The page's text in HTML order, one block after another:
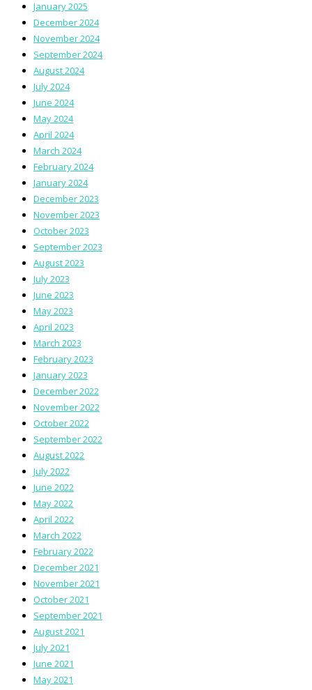
January 2025
December 2024
November 2024
September 2024
August 2024
July 2024
June 2024
May 2024
April 2024
March 2024
February 2024
January 2024
December 2023
November 2023
October 2023
September 2023
August 2023
July 2023
June 2023
May 2023
April 2023
March 2023
February 2023
January 2023
December 2022
November 2022
October 2022
September 2022
August 2022
July 2022
June 2022
May 2022
April 2022
March 2022
February 2022
December 2021
November 2021
October 2021
September 2021
August 2021
July 2021
June 2021
May 2021